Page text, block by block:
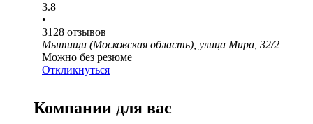
3.8
•
3128 отзывов
Мытищи (Московская область), улица Мира, 32/2
Можно без резюме
Откликнуться
Компании для вас